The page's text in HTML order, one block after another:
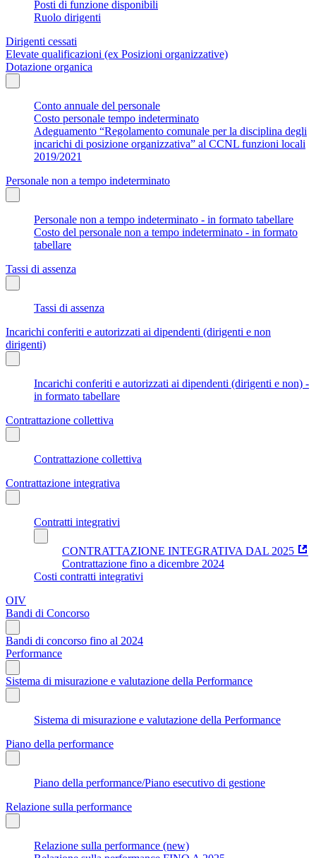
Posti di funzione disponibili
Ruolo dirigenti
Dirigenti cessati
Elevate qualificazioni (ex Posizioni organizzative)
Dotazione organica
Conto annuale del personale
Costo personale tempo indeterminato
Adeguamento “Regolamento comunale per la disciplina degli
incarichi di posizione organizzativa” al CCNL funzioni locali
2019/2021
Personale non a tempo indeterminato
Personale non a tempo indeterminato - in formato tabellare
Costo del personale non a tempo indeterminato - in formato
tabellare
Tassi di assenza
Tassi di assenza
Incarichi conferiti e autorizzati ai dipendenti (dirigenti e non
dirigenti)
Incarichi conferiti e autorizzati ai dipendenti (dirigenti e non) -
in formato tabellare
Contrattazione collettiva
Contrattazione collettiva
Contrattazione integrativa
Contratti integrativi
CONTRATTAZIONE INTEGRATIVA DAL 2025
Contrattazione fino a dicembre 2024
Costi contratti integrativi
OIV
Bandi di Concorso
Bandi di concorso fino al 2024
Performance
Sistema di misurazione e valutazione della Performance
Sistema di misurazione e valutazione della Performance
Piano della performance
Piano della performance/Piano esecutivo di gestione
Relazione sulla performance
Relazione sulla performance (new)